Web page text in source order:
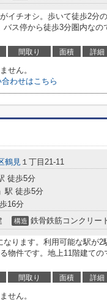
イチオシ。歩いて徒歩2分
ス停から徒歩3分圏内なの
間取り 面積 詳細
せん。
わせはこちら
鶴見 １丁目21-11
徒歩5分
」駅 徒歩5分
16分
構造 鉄骨鉄筋コンクリー
なります。利用可能な駅が2
物件です。地上11階建ての
間取り 面積 詳細
せん。